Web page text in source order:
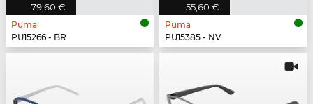
79,60 €
Puma
PU15266 - BR
55,60 €
Puma
PU15385 - NV